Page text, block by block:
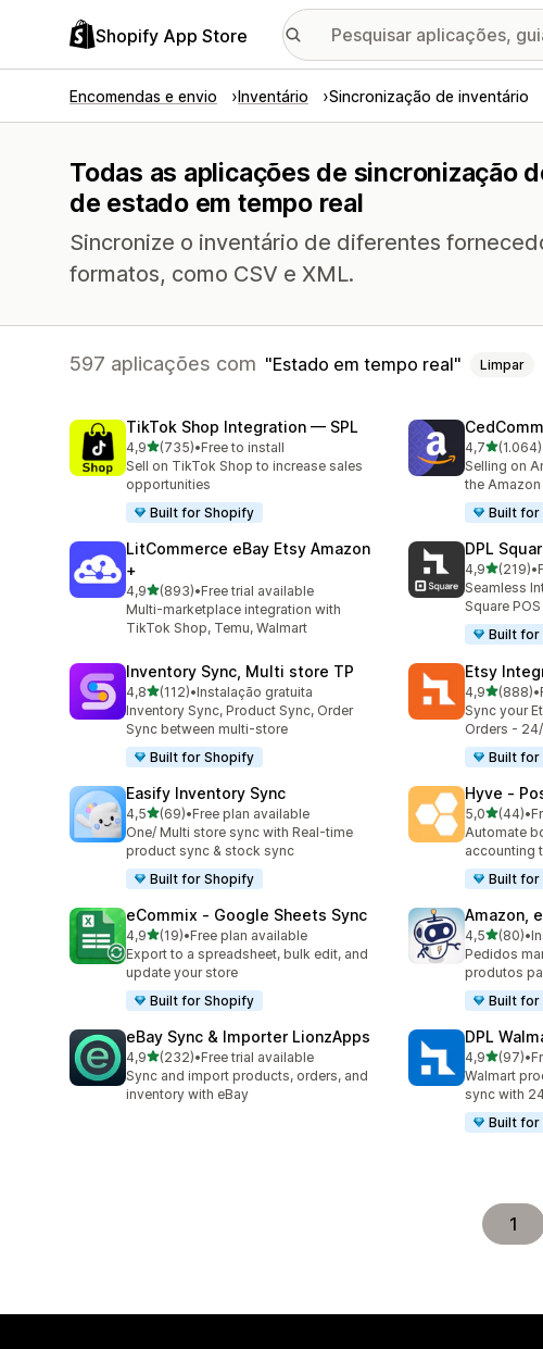
Shopify App Store
Encomendas e envio Inventário Sincronização de inventário
Todas as aplicações de sincronização
de estado em tempo real
Sincronize o inventário de diferentes
formatos, como CSV e XML.
597 aplicações com Estado em tempo real Limpar
TikTok Shop Integration — SPL
4,9de 5 estrelas
(735)
735 total de avaliações
•Free to install
Sell on TikTok Shop to increase sales
opportunities
Built for Shopify
4,7de 5(1.064)
1064 total
Selling on
the Amazon
Built for
LitCommerce eBay Etsy Amazon
+
4,9de 5 estrelas
(893)
893 total de avaliações
•Free trial available
Multi-marketplace integration with
TikTok Shop, Temu, Walmart
DPL
4,9de 5(219)
219 total de
•
Seamless
Square
Built for
Inventory Sync, Multi store TP
4,8de 5 estrelas
(112)
112 total de avaliações
•Instalação gratuita
Inventory Sync, Product Sync, Order
Sync between multi-store
Built for Shopify
Etsy
4,9de 5(888)
888 total •
Sync your
Orders -
Built for
Easify Inventory Sync
4,5de 5 estrelas
(69)
69 total de avaliações
•Free plan available
One/ Multi store sync with Real-time
product sync & stock sync
Built for Shopify
Hyve ‑
5,0de 5(44)
44 total de
•
Automate
accounting
Built for
eCommix ‑ Google Sheets Sync
4,9de 5 estrelas
(19)
19 total de avaliações
•Free plan available
Export to a spreadsheet, bulk edit, and
update your store
Built for Shopify
Amazon,
4,5de 5(80)
80 total de
•
Pedidos
produtos
Built for
eBay Sync & Importer LionzApps
4,9de 5 estrelas
(232)
232 total de avaliações
•Free trial available
Sync and import products, orders, and
inventory with eBay
DPL
4,9de 5(97)
97 total de
•
Walmart
sync with
Built for
1